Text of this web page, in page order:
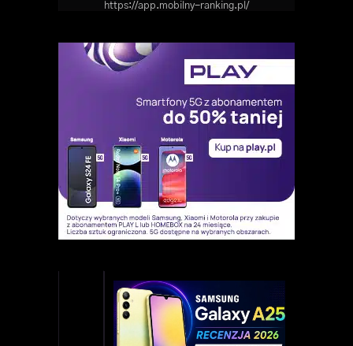
https://app.mobilny-ranking.pl/